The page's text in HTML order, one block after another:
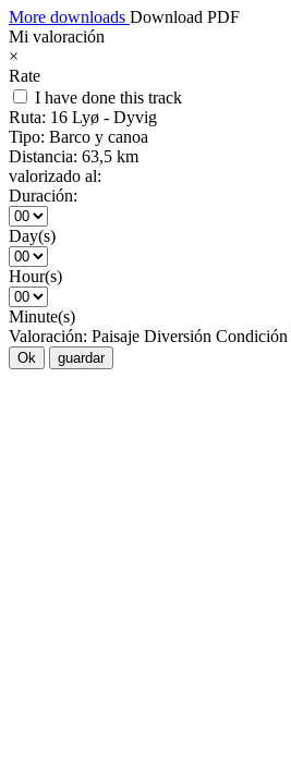
More downloads Download PDF
Mi valoración
×
Rate
I have done this track
Ruta: 16 Lyø - Dyvig
Tipo: Barco y canoa
Distancia: 63,5 km
valorizado al:
Duración:
Day(s)
Hour(s)
Minute(s)
Valoración: Paisaje Diversión Condición
Ok guardar